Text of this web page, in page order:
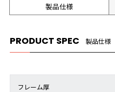
製品仕様
PRODUCT SPEC 製品仕様
フレーム厚